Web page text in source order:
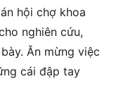
hội chợ khoa
nghiên cứu,
Ăn mừng việc
cái đập tay